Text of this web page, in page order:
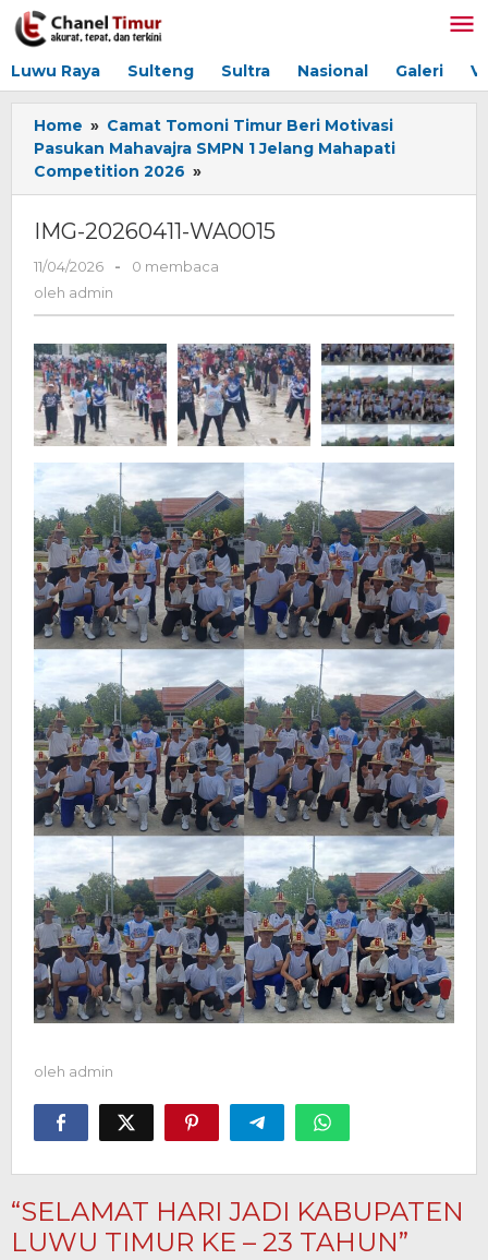
Lewati
ke
Luwu Raya Sulteng Sultra Nasional Galeri
Home » Camat Tomoni Timur Beri Motivasi
Pasukan Mahavajra SMPN 1 Jelang Mahapati
Competition 2026 »
20260411-
IMG-20260411-WA0015
11/04/2026
oleh
-
0 membaca
oleh admin
oleh admin
“SELAMAT HARI JADI KABUPATEN
LUWU TIMUR KE – 23 TAHUN”